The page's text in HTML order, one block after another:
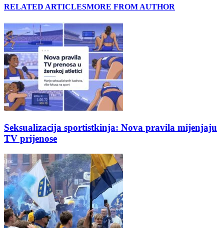
RELATED ARTICLESMORE FROM AUTHOR
Seksualizacija sportistkinja: Nova pravila mijenjaju
TV prijenose